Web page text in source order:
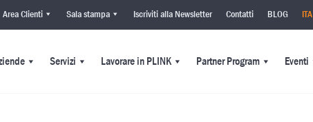
Area Clienti Sala stampa Iscriviti alla Newsletter Contatti BLOG ITA
Servizi Lavorare in PLINK Partner Program Eventi